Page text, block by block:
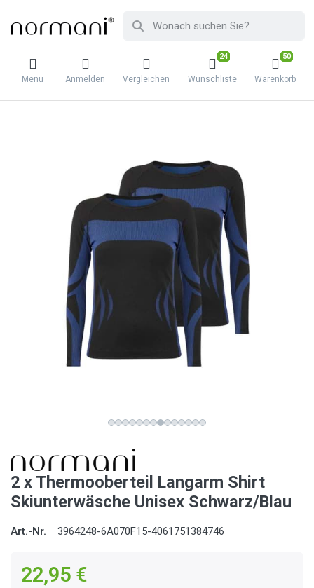
Menü Anmelden Vergleichen
24
Wunschliste
50
Warenkorb
2 x Thermooberteil Langarm Shirt
Skiunterwäsche Unisex Schwarz/Blau
Art.-Nr. 3964248-6A070F15-4061751384746
22,95 €